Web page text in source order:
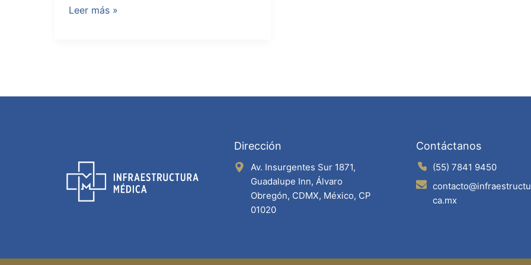
Leer más »
Dirección
Av. Insurgentes Sur 1871,
Guadalupe Inn, Álvaro
Obregón, CDMX, México, CP
01020
Contáctanos
(55) 7841 9450
ca.mx